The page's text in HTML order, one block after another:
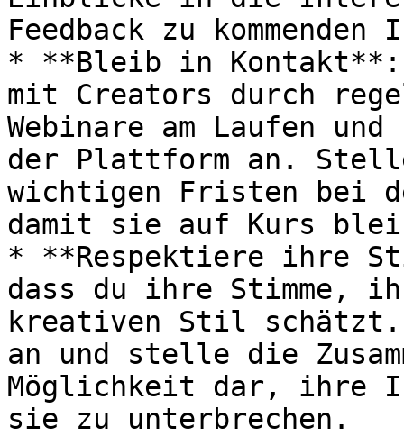
Feedback zu
* **Bleib in Kontakt**:
mit Creators durch
Webinare am Laufen
der Plattform an.
wichtigen Fristen bei
damit sie auf Kurs
* **Respektiere ihre
dass du ihre Stimme,
kreativen Stil
an und stelle die
Möglichkeit dar, ihre
sie zu unterbrechen.